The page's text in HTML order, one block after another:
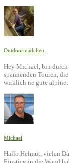
Outdoormädchen
Hey Michael, bin durch
spannenden Touren,
wirklich ne gute
Michael
Hallo Helmut, vielen